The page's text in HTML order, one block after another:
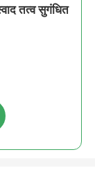
तत्व सुगंधित